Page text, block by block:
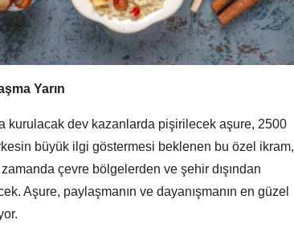
Yarın
kurulacak dev kazanlarda pişirilecek aşure, 2500
büyük ilgi göstermesi beklenen bu özel ikram,
çevre bölgelerden ve şehir dışından
Aşure, paylaşmanın ve dayanışmanın en güzel